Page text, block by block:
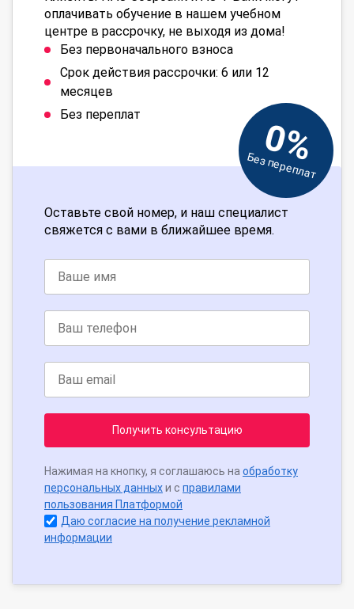
оплачивать обучение в нашем учебном
центре в рассрочку, не выходя из дома!
Без первоначального взноса
Срок действия рассрочки: 6 или 12
месяцев
Без переплат
0%
Без переплат
Оставьте свой номер, и наш специалист
свяжется с вами в ближайшее время.
Получить консультацию
Нажимая на кнопку, я соглашаюсь на обработку
персональных данныхи с правилами
пользования Платформой
Даю согласие на получение рекламной
информации